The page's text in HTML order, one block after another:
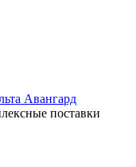
Авангард
поставки